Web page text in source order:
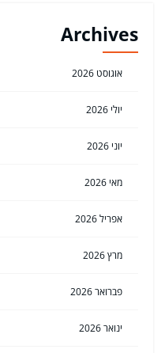
Archives
אוגוסט 2026
יולי 2026
יוני 2026
מאי 2026
אפריל 2026
מרץ 2026
פברואר 2026
ינואר 2026